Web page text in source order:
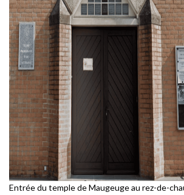
Entrée du temple de Maugeuge au rez-de-